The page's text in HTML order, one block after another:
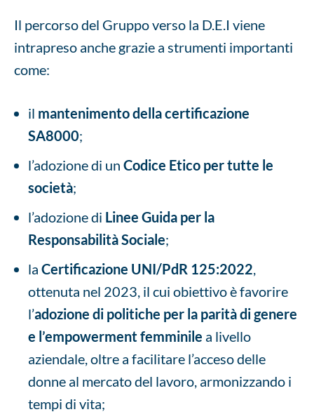
Il percorso del Gruppo verso la D.E.I viene
intrapreso anche grazie a strumenti importanti
come:
il mantenimento della certificazione
SA8000;
l’adozione di un Codice Etico per tutte le
società;
l’adozione di Linee Guida per la
Responsabilità Sociale;
la Certificazione UNI/PdR 125:2022,
ottenuta nel 2023, il cui obiettivo è favorire
l’adozione di politiche per la parità di genere
e l’empowerment femminile a livello
aziendale, oltre a facilitare l’acceso delle
donne al mercato del lavoro, armonizzando i
tempi di vita;